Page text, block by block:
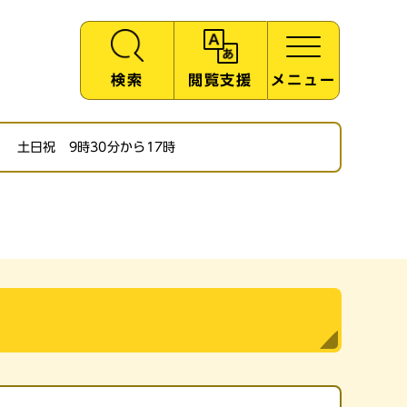
検索 閲覧支援 メニュー
土日祝 9時30分から17時